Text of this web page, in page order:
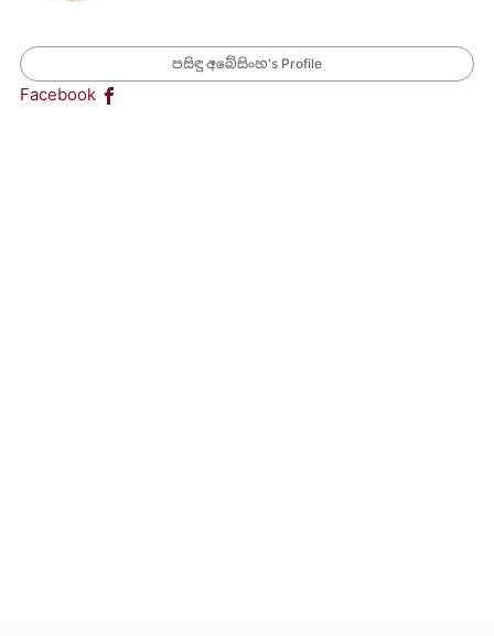
පසිඳු අබේසිංහ's Profile
Facebook